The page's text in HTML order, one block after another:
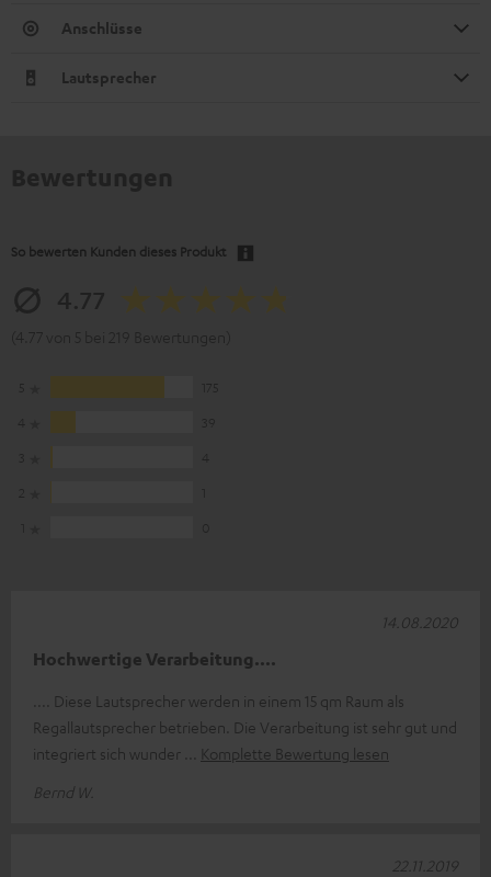
Anschlüsse
Lautsprecher
So bewerten Kunden dieses Produkt
Hochwertige Verarbeitung....
.... Diese Lautsprecher werden in einem 15 qm Raum als
Regallautsprecher betrieben. Die Verarbeitung ist sehr gut und
integriert sich wunder
Komplette Bewertung lesen
Bernd W.
14.08.2020
22.11.2019